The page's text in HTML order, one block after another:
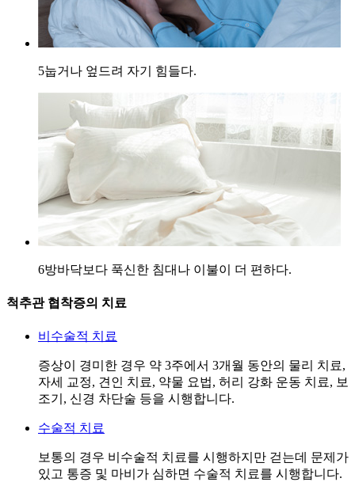
5눕거나 엎드려 자기 힘들다.
6방바닥보다 푹신한 침대나 이불이 더 편하다.
척추관 협착증의 치료
비수술적 치료
증상이 경미한 경우 약 3주에서 3개월 동안의 물리 치료,
자세 교정, 견인 치료, 약물 요법, 허리 강화 운동 치료, 보
조기, 신경 차단술 등을 시행합니다.
수술적 치료
보통의 경우 비수술적 치료를 시행하지만 걷는데 문제가
있고 통증 및 마비가 심하면 수술적 치료를 시행합니다.